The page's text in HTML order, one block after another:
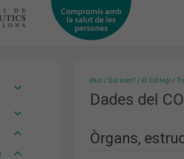
Inici Qui som? El Col·legi
Dades del
Òrgans,